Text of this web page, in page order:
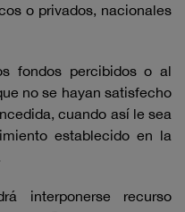
o privados, nacionales
fondos percibidos o al
no se hayan satisfecho
cuando así le sea
establecido en la
interponerse recurso